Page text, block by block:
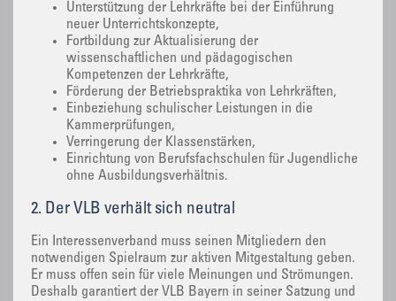
Unterstützung der Lehrkräfte bei der Einführung
neuer Unterrichtskonzepte,
Fortbildung zur Aktualisierung der
wissenschaftlichen und pädagogischen
Kompetenzen der Lehrkräfte,
Förderung der Betriebspraktika von Lehrkräften,
Einbeziehung schulischer Leistungen in die
Kammerprüfungen,
Verringerung der Klassenstärken,
Einrichtung von Berufsfachschulen für Jugendliche
ohne Ausbildungsverhältnis.
2. Der VLB verhält sich neutral
Ein Interessenverband muss seinen Mitgliedern den
notwendigen Spielraum zur aktiven Mitgestaltung geben.
Er muss offen sein für viele Meinungen und Strömungen.
Deshalb garantiert der VLB Bayern in seiner Satzung und